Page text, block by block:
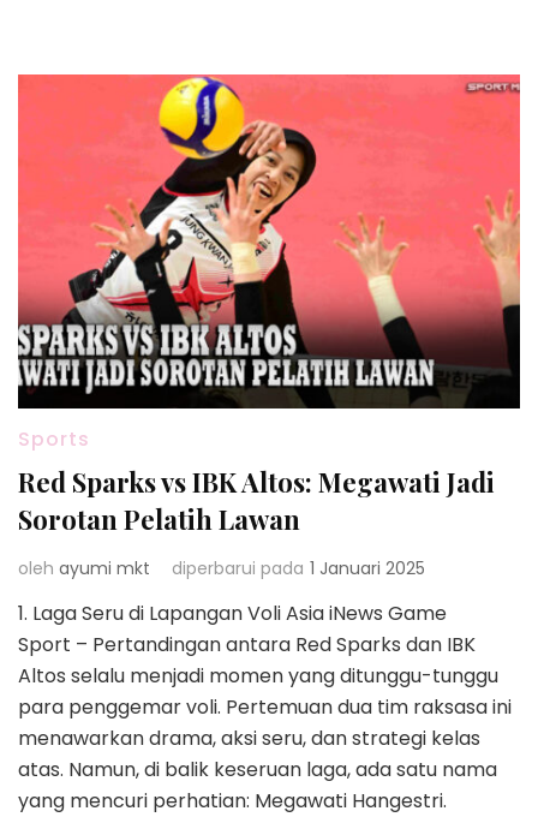
Sports
Red Sparks vs IBK Altos: Megawati Jadi
Sorotan Pelatih Lawan
oleh ayumi mkt diperbarui pada 1 Januari 2025
1. Laga Seru di Lapangan Voli Asia iNews Game
Sport – Pertandingan antara Red Sparks dan IBK
Altos selalu menjadi momen yang ditunggu-tunggu
para penggemar voli. Pertemuan dua tim raksasa ini
menawarkan drama, aksi seru, dan strategi kelas
atas. Namun, di balik keseruan laga, ada satu nama
yang mencuri perhatian: Megawati Hangestri.